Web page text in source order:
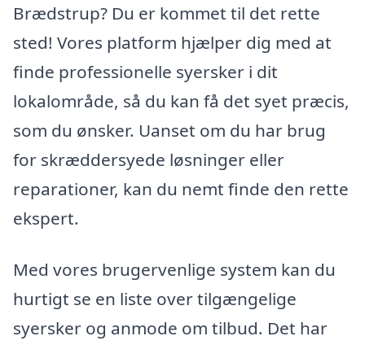
Brædstrup? Du er kommet til det rette
sted! Vores platform hjælper dig med at
finde professionelle syersker i dit
lokalområde, så du kan få det syet præcis,
som du ønsker. Uanset om du har brug
for skræddersyede løsninger eller
reparationer, kan du nemt finde den rette
ekspert.
Med vores brugervenlige system kan du
hurtigt se en liste over tilgængelige
syersker og anmode om tilbud. Det har